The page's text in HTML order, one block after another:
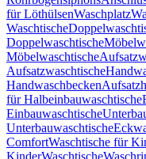
für LöthülsenWaschplatz
Waschtische
Doppelwaschtische
Möbelwaschtische
Aufsatzwaschtische
Handwaschbecken
für Halbeinbauwaschtische
Einbauwaschtische
Unterbauwaschtische
ComfortWaschtische für
KinderWaschtische